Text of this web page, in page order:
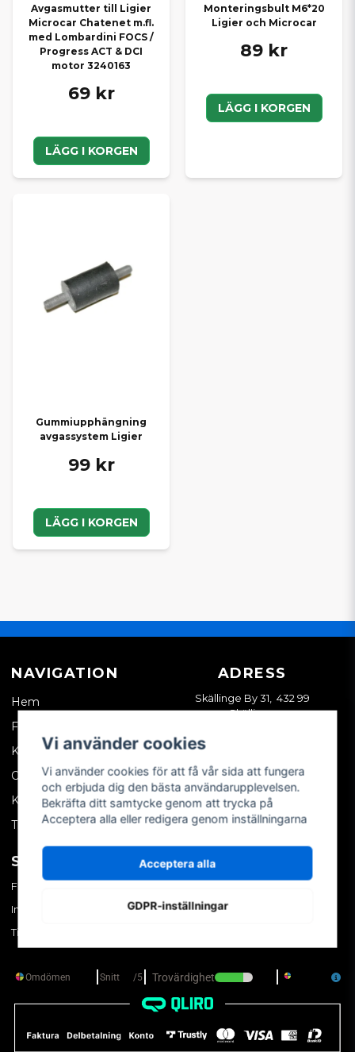
Avgasmutter till Ligier
Microcar Chatenet m.fl.
med Lombardini FOCS /
Progress ACT & DCI
motor 3240163
69 kr
LÄGG I KORGEN
Monteringsbult M6*20
Ligier och Microcar
89 kr
LÄGG I KORGEN
Gummiupphängning
avgassystem Ligier
99 kr
LÄGG I KORGEN
NAVIGATION
Hem
Företagskund
Kontakta oss
Om oss
Köpvillkor
Tips & trix
ADRESS
Skällinge By 31, 432 99
Skällinge
SOCIALA MEDIER
Facebook
Instagram
TikTok
MITT KONTO
Skapa konto
Vi använder cookies
Vi använder cookies för att få vår sida att fungera
och erbjuda dig den bästa användarupplevelsen.
Bekräfta ditt samtycke genom att trycka på
Acceptera alla eller redigera genom inställningarna
Acceptera alla
GDPR-inställningar